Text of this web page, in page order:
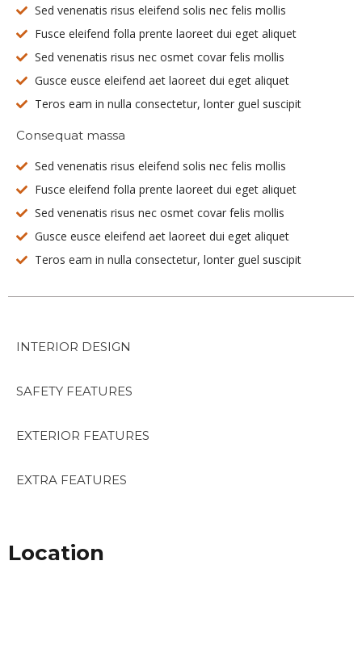
Sed venenatis risus eleifend solis nec felis mollis
Fusce eleifend folla prente laoreet dui eget aliquet
Sed venenatis risus nec osmet covar felis mollis
Gusce eusce eleifend aet laoreet dui eget aliquet
Teros eam in nulla consectetur, lonter guel suscipit
Consequat massa
Sed venenatis risus eleifend solis nec felis mollis
Fusce eleifend folla prente laoreet dui eget aliquet
Sed venenatis risus nec osmet covar felis mollis
Gusce eusce eleifend aet laoreet dui eget aliquet
Teros eam in nulla consectetur, lonter guel suscipit
INTERIOR DESIGN
SAFETY FEATURES
EXTERIOR FEATURES
EXTRA FEATURES
Location